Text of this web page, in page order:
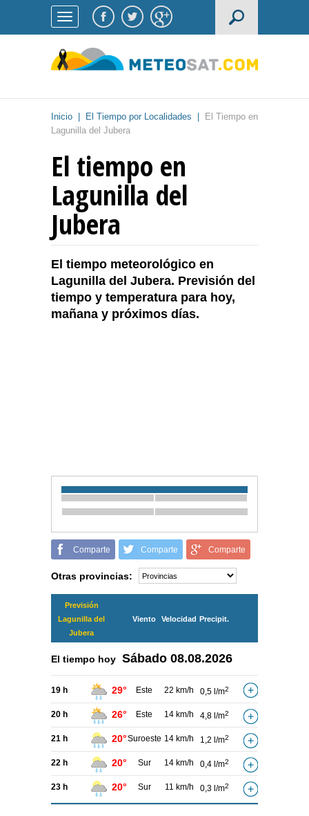
Inicio El Tiempo por Localidades
El Tiempo en
Lagunilla del Jubera
El tiempo en
Lagunilla del
Jubera
El tiempo meteorológico en
Lagunilla del Jubera. Previsión del
tiempo y temperatura para hoy,
mañana y próximos días.
Comparte Comparte Comparte
Otras provincias:
Previsión
Lagunilla del
Jubera
Viento Velocidad Precipit.
El tiempo hoy Sábado 08.08.2026
19 h 29° Este 22 km/h 0,5 l/m2
20 h 26° Este 14 km/h 4,8 l/m2
21 h 20°Suroeste 14 km/h 1,2 l/m2
22 h 20° Sur 14 km/h 0,4 l/m2
23 h 20° Sur 11 km/h 0,3 l/m2